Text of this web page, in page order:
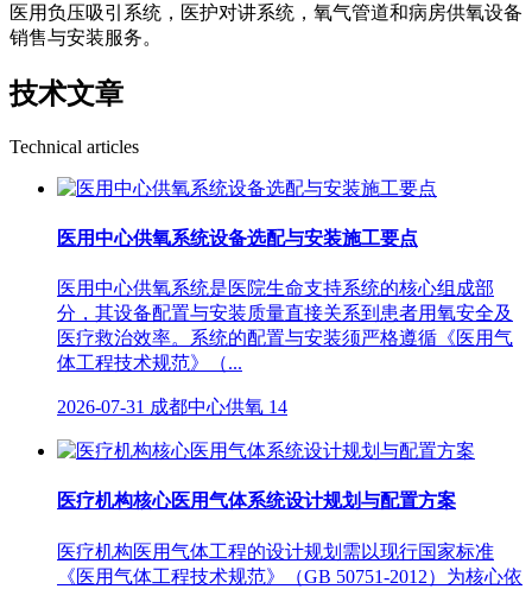
医用负压吸引系统，医护对讲系统，氧气管道和病房供氧设备
销售与安装服务。
技术文章
Technical articles
医用中心供氧系统设备选配与安装施工要点
医用中心供氧系统是医院生命支持系统的核心组成部
分，其设备配置与安装质量直接关系到患者用氧安全及
医疗救治效率。系统的配置与安装须严格遵循《医用气
体工程技术规范》（...
2026-07-31 成都中心供氧 14
医疗机构核心医用气体系统设计规划与配置方案
医疗机构医用气体工程的设计规划需以现行国家标准
《医用气体工程技术规范》（GB 50751-2012）为核心依